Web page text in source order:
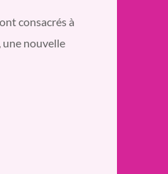
consacrés à
une nouvelle